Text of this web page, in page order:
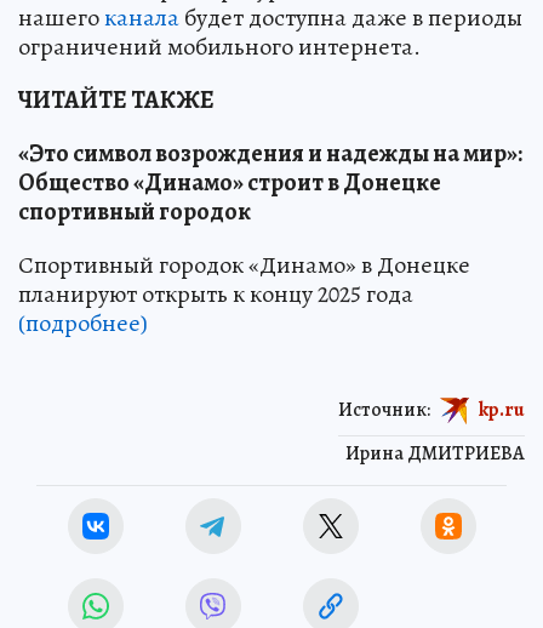
нашегоканалабудет доступна даже в периоды
ограничений мобильного интернета.
ЧИТАЙТЕ ТАКЖЕ
«Это символ возрождения и надежды на мир»:
Общество «Динамо» строит в Донецке
спортивный городок
Спортивный городок «Динамо» в Донецке
планируют открыть к концу 2025 года
(подробнее)
Ирина ДМИТРИЕВА
Источник: kp.ru